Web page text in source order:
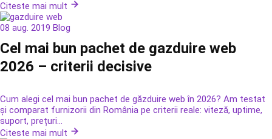
Citeste mai mult
08 aug. 2019 Blog
Cel mai bun pachet de gazduire web
2026 – criterii decisive
Cum alegi cel mai bun pachet de găzduire web în 2026? Am testat
și comparat furnizorii din România pe criterii reale: viteză, uptime,
suport, prețuri...
Citeste mai mult